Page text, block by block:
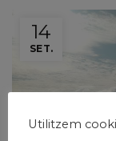
14
SET.
Utilitzem